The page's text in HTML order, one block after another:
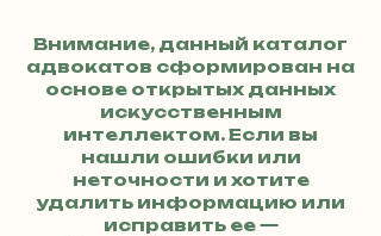
Внимание, данный каталог
адвокатов сформирован на
основе открытых данных
искусственным
интеллектом. Если вы
нашли ошибки или
неточности и хотите
удалить информацию или
исправить ее —